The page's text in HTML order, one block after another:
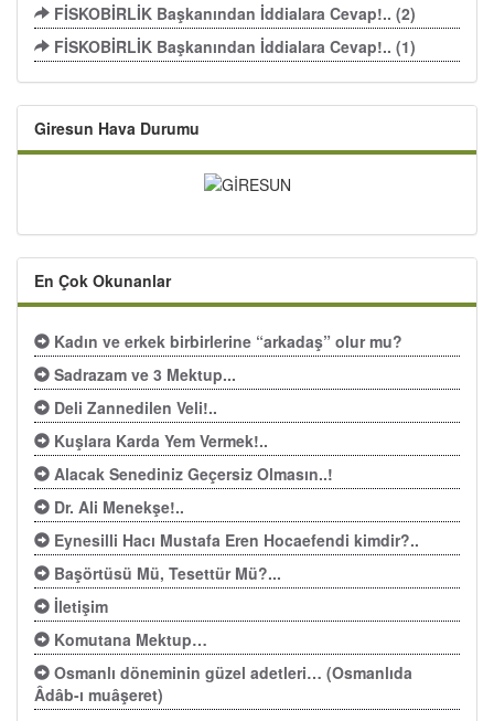
FİSKOBİRLİK Başkanından İddialara Cevap!.. (2)
FİSKOBİRLİK Başkanından İddialara Cevap!.. (1)
Giresun Hava Durumu
En Çok Okunanlar
Kadın ve erkek birbirlerine “arkadaş” olur mu?
Sadrazam ve 3 Mektup...
Deli Zannedilen Veli!..
Kuşlara Karda Yem Vermek!..
Alacak Senediniz Geçersiz Olmasın..!
Dr. Ali Menekşe!..
Eynesilli Hacı Mustafa Eren Hocaefendi kimdir?..
Başörtüsü Mü, Tesettür Mü?...
İletişim
Komutana Mektup…
Osmanlı döneminin güzel adetleri… (Osmanlıda
Âdâb-ı muâşeret)